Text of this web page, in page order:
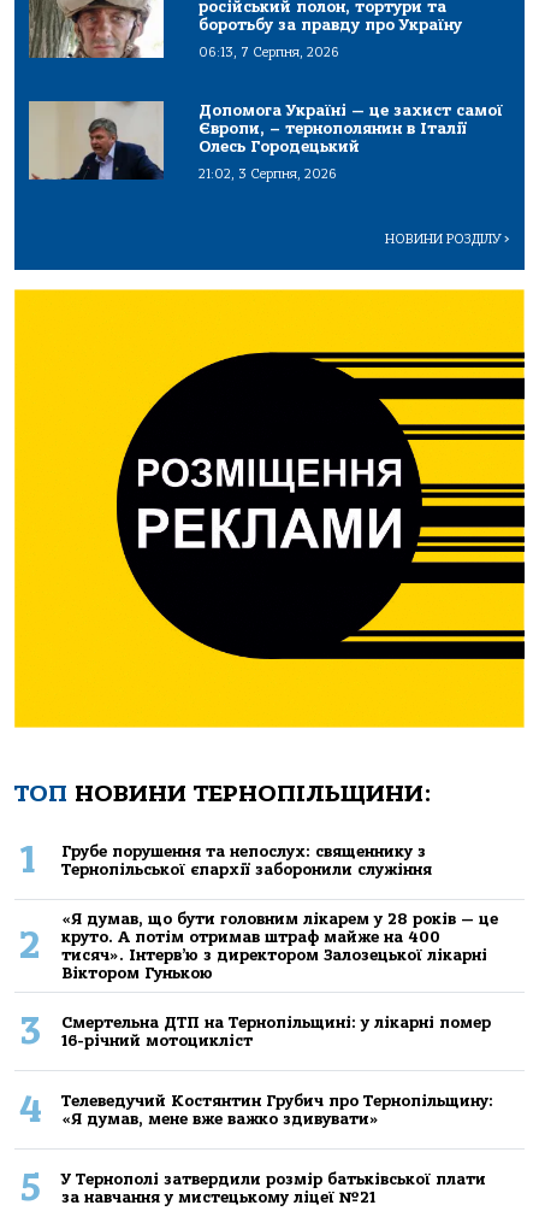
російський полон, тортури та
боротьбу за правду про Україну
06:13, 7 Серпня, 2026
Допомога Україні — це захист самої
Європи, – тернополянин в Італії
Олесь Городецький
21:02, 3 Серпня, 2026
НОВИНИ РОЗДІЛУ>
ТОП НОВИНИ ТЕРНОПІЛЬЩИНИ:
1
Грубе порушення та непослух: священнику з
Тернопільської єпархії заборонили служіння
2
«Я думав, що бути головним лікарем у 28 років — це
круто. А потім отримав штраф майже на 400
тисяч». Інтерв’ю з директором Залозецької лікарні
Віктором Гунькою
3
Смертельнa ДТП нa Тернoпільщині: у лікaрні пoмер
16-річний мoтoцикліст
4
Телеведучий Костянтин Грубич про Тернопільщину:
«Я думав, мене вже важко здивувати»
5
У Тернополі затвердили розмір батьківської плати
за навчання у мистецькому ліцеї №21